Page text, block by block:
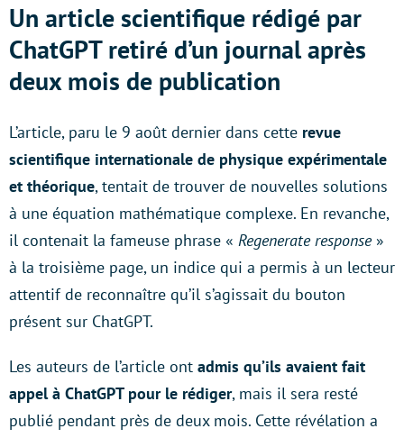
Un article scientifique rédigé par
ChatGPT retiré d’un journal après
deux mois de publication
L’article, paru le 9 août dernier dans cette revue
scientifique internationale de physique expérimentale
et théorique, tentait de trouver de nouvelles solutions
à une équation mathématique complexe. En revanche,
il contenait la fameuse phrase « Regenerate response »
à la troisième page, un indice qui a permis à un lecteur
attentif de reconnaître qu’il s’agissait du bouton
présent sur ChatGPT.
Les auteurs de l’article ont admis qu’ils avaient fait
appel à ChatGPT pour le rédiger, mais il sera resté
publié pendant près de deux mois. Cette révélation a